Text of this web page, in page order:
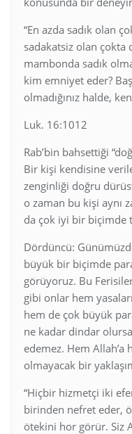
“En azda sadık olan
sadakatsiz olan çokta
mambonda sadık
kim emniyet eder?
olmadığınız halde,
Luk. 16:1012
Rab’bin bahsettiği
Bir kişi kendisine
zenginliği doğru
o zaman bu kişi aynı
da çok iyi bir biçimde
Dördüncü:
büyük bir biçimde
görüyoruz. Bu
gibi onlar hem
hem de çok büyük
ne kadar dindar
edemez. Hem
olmayacak bir
“Hiçbir hizmetçi iki
birinden nefret eder,
ötekini hor görür. Siz